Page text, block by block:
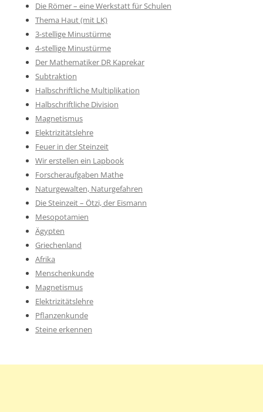
Die Römer – eine Werkstatt für Schulen
Thema Haut (mit LK)
3-stellige Minustürme
4-stellige Minustürme
Der Mathematiker DR Kaprekar
Subtraktion
Halbschriftliche Multiplikation
Halbschriftliche Division
Magnetismus
Elektrizitätslehre
Feuer in der Steinzeit
Wir erstellen ein Lapbook
Forscheraufgaben Mathe
Naturgewalten, Naturgefahren
Die Steinzeit – Ötzi, der Eismann
Mesopotamien
Ägypten
Griechenland
Afrika
Menschenkunde
Magnetismus
Elektrizitätslehre
Pflanzenkunde
Steine erkennen